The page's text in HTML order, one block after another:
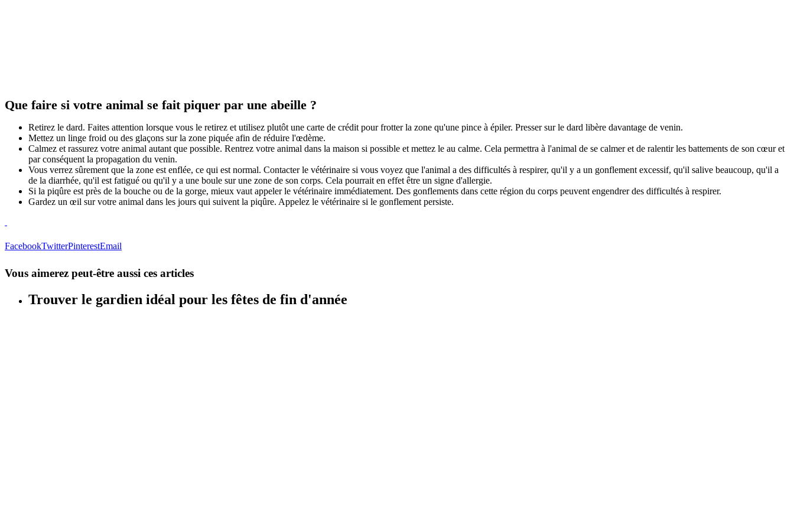
Que faire si votre animal se fait piquer par une abeille ?
Retirez le dard. Faites attention lorsque vous le retirez et utilisez plutôt une carte de crédit pour frotter la zone qu'une pince à épiler. Presser sur le dard libère davantage de venin.
Mettez un linge froid ou des glaçons sur la zone piquée afin de réduire l'œdème.
Calmez et rassurez votre animal autant que possible. Rentrez votre animal dans la maison si possible et mettez le au calme. Cela permettra à l'animal de se calmer et de ralentir les battements de son cœur et
par conséquent la propagation du venin.
Vous verrez sûrement que la zone est enflée, ce qui est normal. Contacter le vétérinaire si vous voyez que l'animal a des difficultés à respirer, qu'il y a un gonflement excessif, qu'il salive beaucoup, qu'il a
de la diarrhée, qu'il est fatigué ou qu'il y a une boule sur une zone de son corps. Cela pourrait en effet être un signe d'allergie.
Si la piqûre est près de la bouche ou de la gorge, mieux vaut appeler le vétérinaire immédiatement. Des gonflements dans cette région du corps peuvent engendrer des difficultés à respirer.
Gardez un œil sur votre animal dans les jours qui suivent la piqûre. Appelez le vétérinaire si le gonflement persiste.
FacebookTwitterPinterestEmail
Vous aimerez peut-être aussi ces articles
Trouver le gardien idéal pour les fêtes de fin d'année